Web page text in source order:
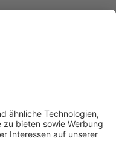
für das Jahr 2022)